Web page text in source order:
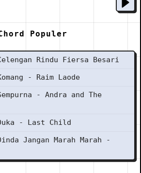
Populer
Rindu Fiersa Besari
- Raim Laode
- Andra and The
- Last Child
Jangan Marah Marah -